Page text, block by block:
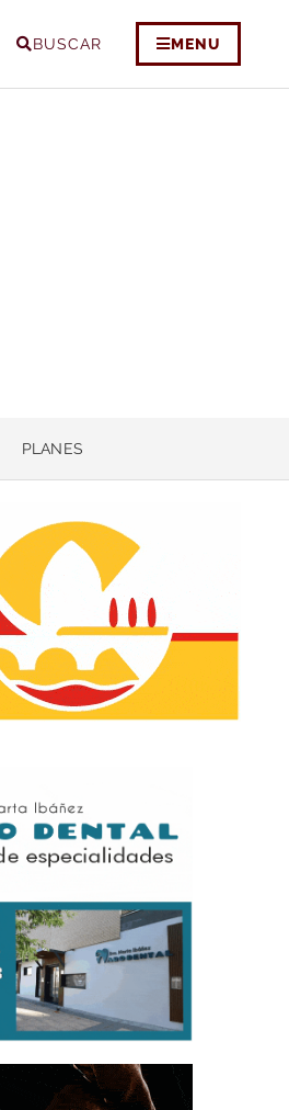
BUSCAR MENU
PLANES